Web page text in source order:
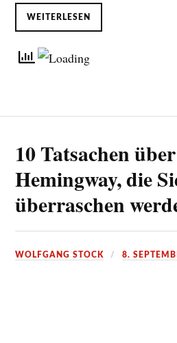
WEITERLESEN
10 Tatsachen
Hemingway, die
überraschen
WOLFGANG STOCK 8.